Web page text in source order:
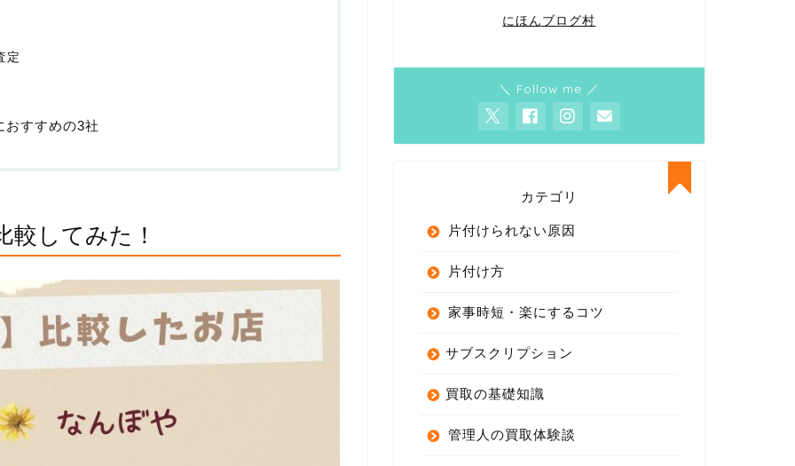
定
おすすめの3社
較してみた！
にほんブログ村
＼ Follow me ／
カテゴリ
片付けられない原因
片付け方
家事時短・楽にするコツ
サブスクリプション
買取の基礎知識
管理人の買取体験談